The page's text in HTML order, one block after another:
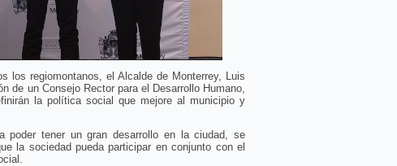
los regiomontanos, el Alcalde de Monterrey, Luis
de un Consejo Rector para el Desarrollo Humano,
la política social que mejore al municipio y
poder tener un gran desarrollo en la ciudad, se
la sociedad pueda participar en conjunto con el